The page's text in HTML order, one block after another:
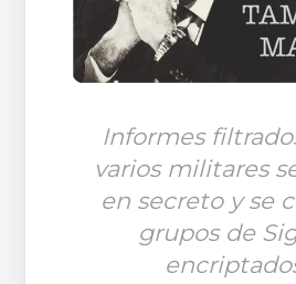
Informes
varios militares
en secreto y se
grupos de